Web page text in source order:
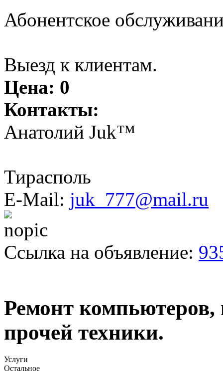
Абонентское
Выезд к клиентам.
Цена: 0
Контакты:
Анатолий Juk™
Тирасполь
E-Mail: juk_777@mail.ru
Ссылка на объявление:
Ремонт компьютеров,
прочей техники.
Услуги
Остальное